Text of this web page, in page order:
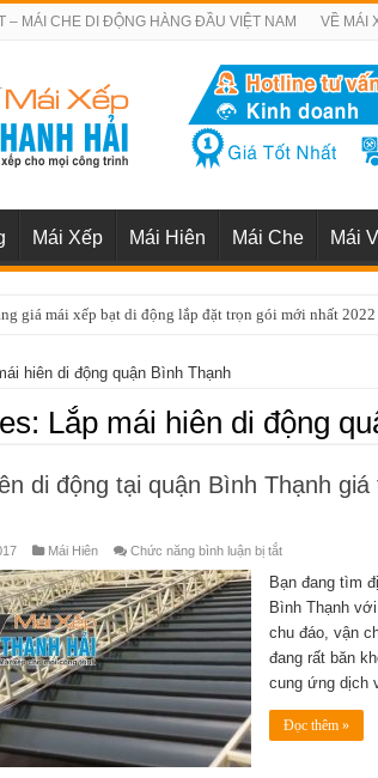
– MÁI CHE DI ĐỘNG HÀNG ĐẦU VIỆT NAM VỀ MÁI
Mái Xếp Mái Hiên Mái Che Mái
giá sửa chữa cửa cuốn quận 1 uy tín chuyên nghiệp
hiên di động quận Bình Thạnh
Lắp mái hiên di động
di động tại quận Bình Thạnh
Mái Hiên Chức năng bình luận bị tắtở
mái
hiên
di
tại
Bình
Thạnh
giá
tốt,
tận
nơi,
Bạn đang tìm
Bình Thạnh
chu đáo, vận
đang rất băn
cung ứng dịch
Đọc thêm »